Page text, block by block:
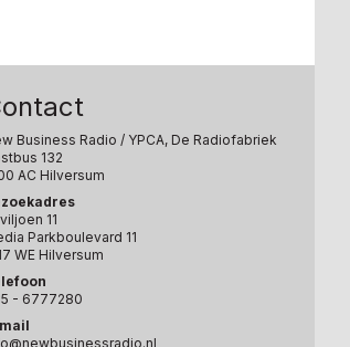
Business Radio / YPCA, De Radiofabriek
132
AC Hilversum
11
Parkboulevard 11
WE Hilversum
- 6777280